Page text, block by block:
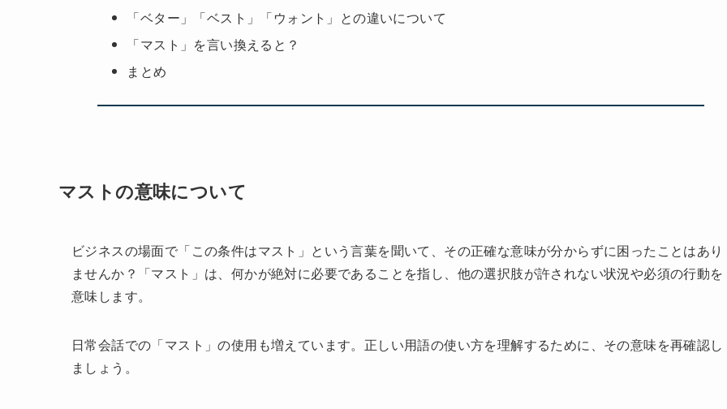
「ベター」「ベスト」「ウォント」との違いについて
「マスト」を言い換えると？
まとめ
マストの意味について
ビジネスの場面で「この条件はマスト」という言葉を聞いて、その正確な意味が分からずに困ったことはあり
ませんか？「マスト」は、何かが絶対に必要であることを指し、他の選択肢が許されない状況や必須の行動を
意味します。
日常会話での「マスト」の使用も増えています。正しい用語の使い方を理解するために、その意味を再確認し
ましょう。